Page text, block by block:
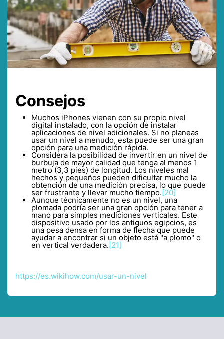
Consejos
Muchos iPhones vienen con su propio nivel
digital instalado, con la opción de instalar
aplicaciones de nivel adicionales. Si no planeas
usar un nivel a menudo, esta puede ser una gran
opción para una medición rápida.
Considera la posibilidad de invertir en un nivel de
burbuja de mayor calidad que tenga al menos 1
metro (3,3 pies) de longitud. Los niveles mal
hechos y pequeños pueden dificultar mucho la
obtención de una medición precisa, lo que puede
ser frustrante y llevar mucho tiempo. [20]
Aunque técnicamente no es un nivel, una
plomada podría ser una gran opción para tener a
mano para simples mediciones verticales. Este
dispositivo usado por los antiguos egipcios, es
una pesa densa en forma de flecha que puede
ayudar a encontrar si un objeto está "a plomo" o
en vertical verdadera. [21]
https://es.wikihow.com/usar-un-nivel